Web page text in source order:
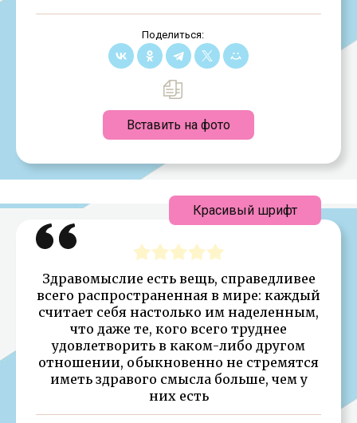
Поделиться:
Вставить на фото
Здравомыслие есть вещь, справедливее
всего распространенная в мире: каждый
считает себя настолько им наделенным,
что даже те, кого всего труднее
удовлетворить в каком-либо другом
отношении, обыкновенно не стремятся
иметь здравого смысла больше, чем у
них есть
Красивый шрифт